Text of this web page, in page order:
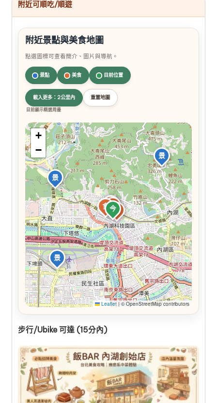
附近可順吃/順遊
附近景點與美食地圖
點選圖標可查看簡介、圖片與導航。
景點 美食 目前位置
載入更多：2公里內 重置地圖
目前顯示精選周邊
今
食
景
景
景
食
食
食
食
+
−
Leaflet |© OpenStreetMap contributors
步行/Ubike 可達 (15分內)